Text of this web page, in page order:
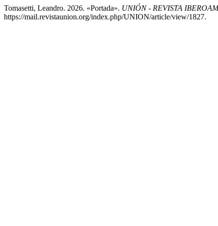
Tomasetti, Leandro. 2026. «Portada». UNIÓN - REVISTA
https://mail.revistaunion.org/index.php/UNION/article/view/1827.